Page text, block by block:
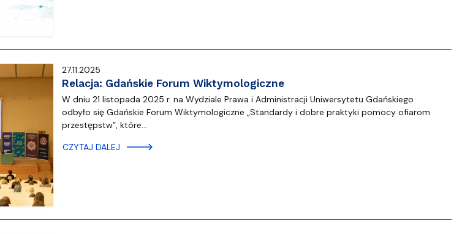
27.11.2025
Relacja: Gdańskie Forum Wiktymologiczne
W dniu 21 listopada 2025 r. na Wydziale Prawa i Administracji Uniwersytetu Gdańskiego
odbyło się Gdańskie Forum Wiktymologiczne „Standardy i dobre praktyki pomocy ofiarom
przestępstw”, które…
CZYTAJ DALEJ